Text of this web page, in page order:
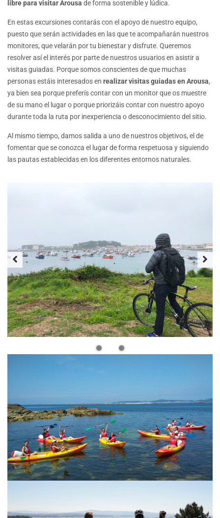
libre para visitar Arousa de forma sostenible y lúdica.
En estas excursiones contarás con el apoyo de nuestro equipo,
puesto que serán actividades en las que te acompañarán nuestros
monitores, que velarán por tu bienestar y disfrute. Queremos
resolver así el interés por parte de nuestros usuarios en asistir a
visitas guiadas. Porque somos conscientes de que muchas
personas estáis interesados en realizar visitas guiadas en Arousa,
ya bien sea porque preferís contar con un monitor que os muestre
de su mano el lugar o porque priorizáis contar con nuestro apoyo
durante toda la ruta por inexperiencia o desconocimiento del sitio.
Al mismo tiempo, damos salida a uno de nuestros objetivos, el de
fomentar que se conozca el lugar de forma respetuosa y siguiendo
las pautas establecidas en los diferentes entornos naturales.
Previous Next
KAYAK EN AROUSA
Conoce A Illa de Arousa en kayak. Una excursión para
descubrir los lugares más destacados de la isla.